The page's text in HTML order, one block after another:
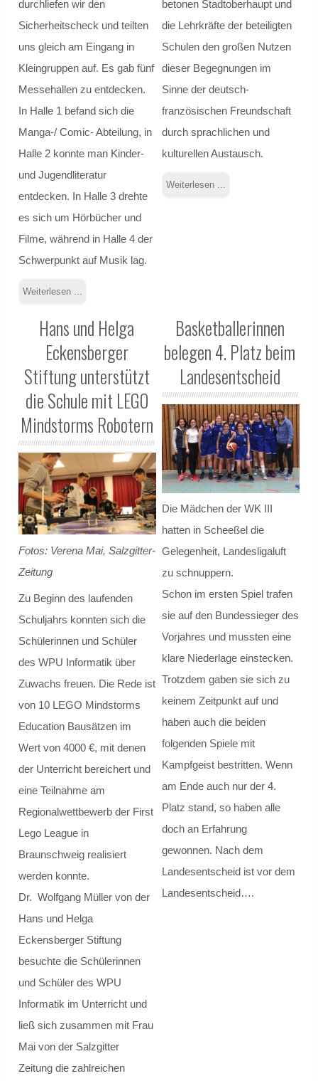
Team und Kontakt
Beratungsnetzwerk
Planspiel Sucht
Sicherheitstraining
Patenprogramm
Bericht 2012
Bericht 2024
Bericht 2025
Bericht 2026
Klassenrat
Räumlichkeiten
Arbeitsgemeinschaften / Wahlunterricht
Model United Nations
Theater
Schulmediator*innen-AG
Fahrrad-AG
Musik AGs
Kletter-AG
Schulsanitätsdienst
Cafeteria
Schulbibliothek
Projekte
Medienscouts
durchliefen wir den
Sicherheitscheck und teilten
uns gleich am Eingang in
Kleingruppen auf. Es gab fünf
Messehallen zu entdecken.
In Halle 1 befand sich die
Manga-/ Comic- Abteilung, in
Halle 2 konnte man Kinder-
und Jugendliteratur
entdecken. In Halle 3 drehte
es sich um Hörbücher und
Filme, während in Halle 4 der
Schwerpunkt auf Musik lag.
Weiterlesen ...
betonen Stadtoberhaupt und
die Lehrkräfte der beteiligten
Schulen den großen Nutzen
dieser Begegnungen im
Sinne der deutsch-
französischen Freundschaft
durch sprachlichen und
kulturellen Austausch.
Weiterlesen ...
Hans und Helga
Eckensberger
Stiftung unterstützt
die Schule mit LEGO
Mindstorms Robotern
Fotos: Verena Mai, Salzgitter-
Zeitung
Zu Beginn des laufenden
Schuljahrs konnten sich die
Schülerinnen und Schüler
des WPU Informatik über
Zuwachs freuen. Die Rede ist
von 10 LEGO Mindstorms
Education Bausätzen im
Wert von 4000 €, mit denen
der Unterricht bereichert und
eine Teilnahme am
Regionalwettbewerb der First
Lego League in
Braunschweig realisiert
werden konnte.
Dr. Wolfgang Müller von der
Hans und Helga
Eckensberger Stiftung
besuchte die Schülerinnen
und Schüler des WPU
Informatik im Unterricht und
ließ sich zusammen mit Frau
Mai von der Salzgitter
Zeitung die zahlreichen
Basketballerinnen
belegen 4. Platz beim
Landesentscheid
Die Mädchen der WK III
hatten in Scheeßel die
Gelegenheit, Landesligaluft
zu schnuppern.
Schon im ersten Spiel trafen
sie auf den Bundessieger des
Vorjahres und mussten eine
klare Niederlage einstecken.
Trotzdem gaben sie sich zu
keinem Zeitpunkt auf und
haben auch die beiden
folgenden Spiele mit
Kampfgeist bestritten. Wenn
am Ende auch nur der 4.
Platz stand, so haben alle
doch an Erfahrung
gewonnen. Nach dem
Landesentscheid ist vor dem
Landesentscheid….